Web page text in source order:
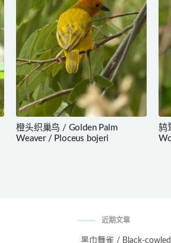
橙头织巢鸟 / Golden Palm
Weaver / Ploceus bojeri
鸫
近期文章
黑巾舞雀 / Black-